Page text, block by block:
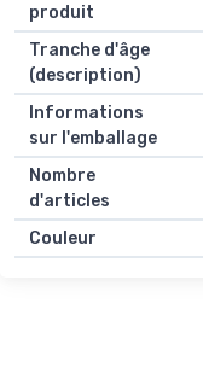
produit
Tranche d'âge
(description)
Informations
sur l'emballage
Nombre
d'articles
Couleur